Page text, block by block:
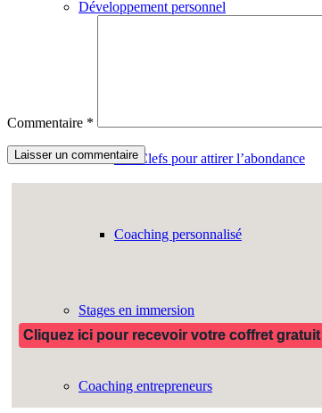
Développement personnel
Les Clefs pour attirer l’abondance
Coaching personnalisé
Stages en immersion
Coaching entrepreneurs
Commentaire *
Cliquez ici pour recevoir votre coffret gratuit